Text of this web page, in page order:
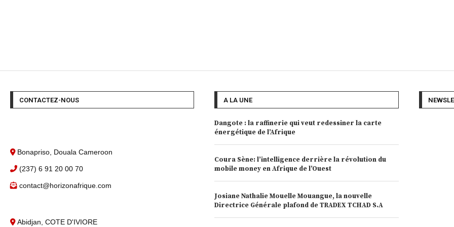
CONTACTEZ-NOUS
Bonapriso, Douala Cameroon
(237) 6 91 20 00 70
contact@horizonafrique.com
Abidjan, COTE D'IVIORE
A LA UNE
Dangote : la raffinerie qui veut redessiner la carte
énergétique de l’Afrique
Coura Sène: l’intelligence derrière la révolution du
mobile money en Afrique de l’Ouest
Josiane Nathalie Mouelle Mouangue, la nouvelle
Directrice Générale plafond de TRADEX TCHAD S.A